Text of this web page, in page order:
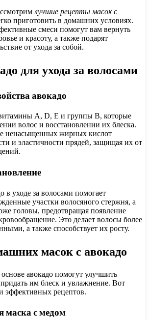
лучшие рецепты масок с
приготовить в домашних условиях.
смеси помогут вам вернуть
и красоту, а также подарят
от ухода за собой.
для ухода за волосами
авокадо
A, D, E и группы B, которые
волос и восстановлении их блеска.
ненасыщенных жирных кислот
и эластичности прядей, защищая их от
в уходе за волосами помогает
участки волосяного стержня, а
головы, предотвращая появление
Это делает волосы более
а также способствует их росту.
масок с авокадо
авокадо помогут улучшить
им блеск и увлажнение. Вот
эффективных рецептов.
с медом